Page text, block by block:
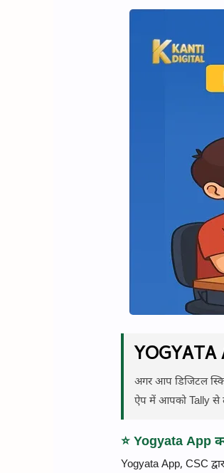
YOGYATA
अगर आप डिजिटल
ऐप में आपको Tally से
⭐ Yogyata App
Yogyata App, CSC